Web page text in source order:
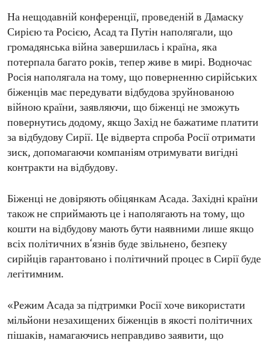
На нещодавній конференції, проведеній в Дамаску
Сирією та Росією, Асад та Путін наполягали, що
громадянська війна завершилась і країна, яка
потерпала багато років, тепер живе в мирі. Водночас
Росія наполягала на тому, що поверненню сирійських
біженців має передувати відбудова зруйнованою
війною країни, заявляючи, що біженці не зможуть
повернутись додому, якщо Захід не бажатиме платити
за відбудову Сирії. Це відверта спроба Росії отримати
зиск, допомагаючи компаніям отримувати вигідні
контракти на відбудову.
Біженці не довіряють обіцянкам Асада. Західні країни
також не сприймають це і наполягають на тому, що
кошти на відбудову мають бути наявними лише якщо
всіх політичних в‘язнів буде звільнено, безпеку
сирійців гарантовано і політичний процес в Сирії буде
легітимним.
«Режим Асада за підтримки Росії хоче використати
мільйони незахищених біженців в якості політичних
пішаків, намагаючись неправдиво заявити, що